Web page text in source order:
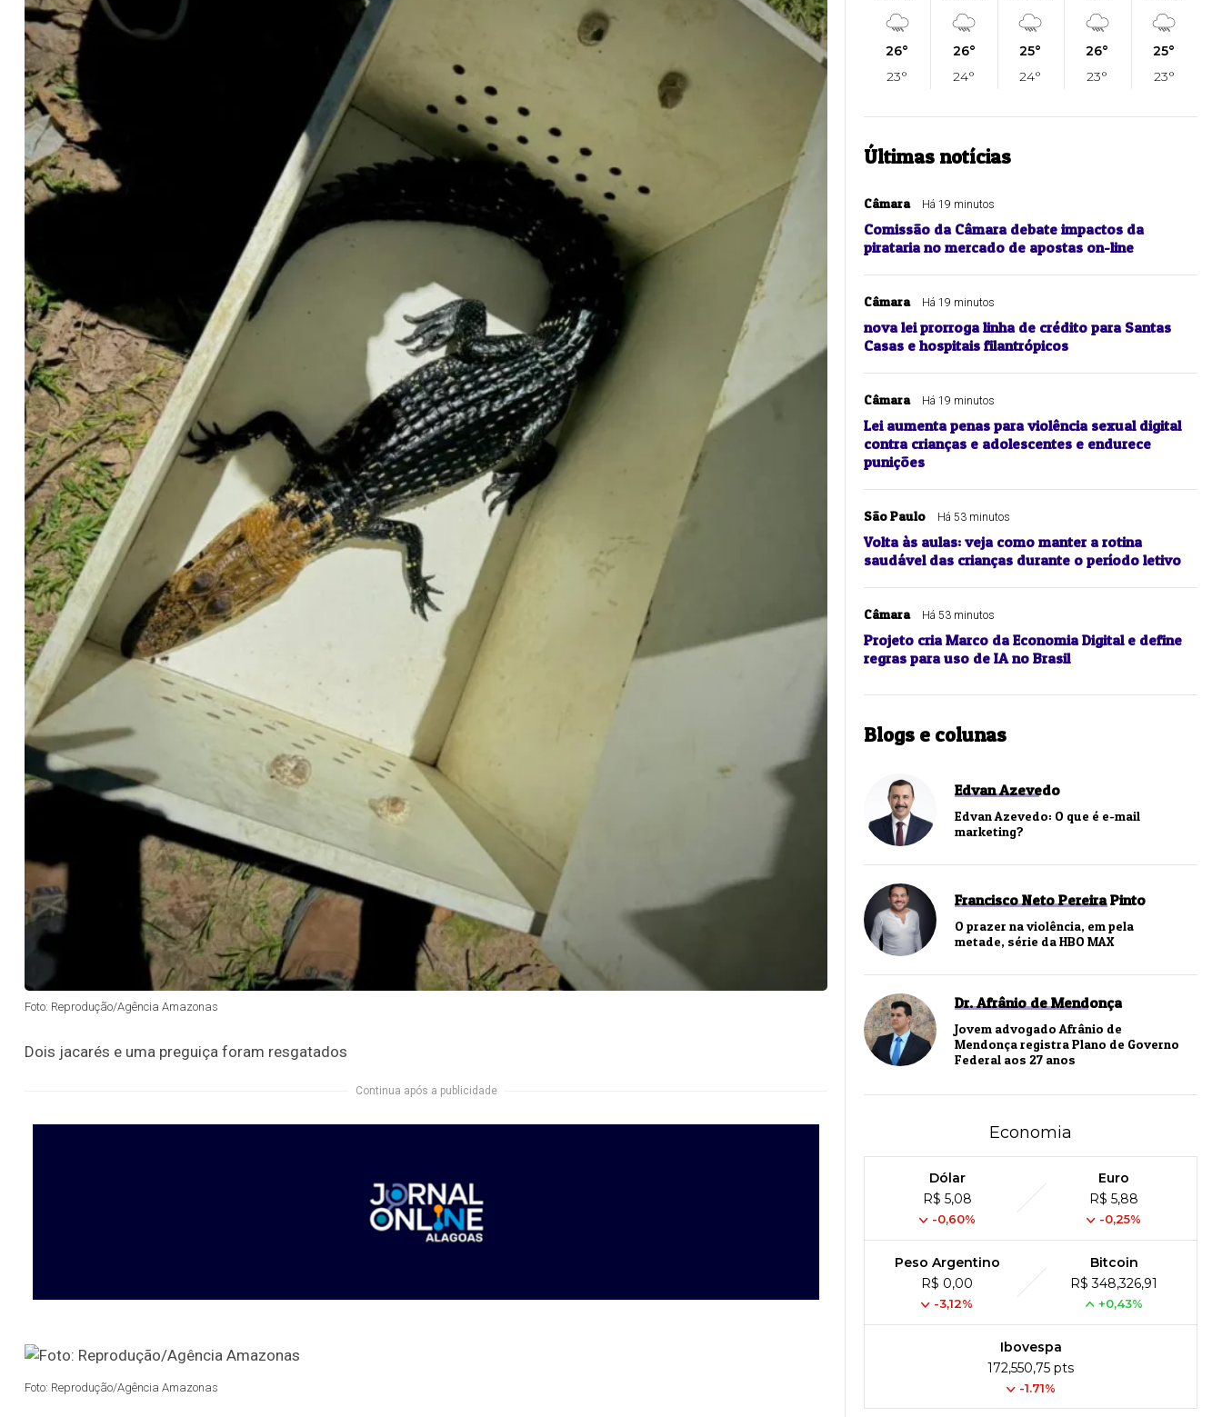
Foto: Reprodução/Agência Amazonas
Dois jacarés e uma preguiça foram resgatados
Continua após a publicidade
Foto: Reprodução/Agência Amazonas
26°
23°
26°
24°
25°
24°
26°
23°
25°
23°
Últimas notícias
Câmara Há 19 minutos
Comissão da Câmara debate impactos da
pirataria no mercado de apostas on-line
Câmara Há 19 minutos
nova lei prorroga linha de crédito para Santas
Casas e hospitais filantrópicos
Câmara Há 19 minutos
Lei aumenta penas para violência sexual digital
contra crianças e adolescentes e endurece
punições
São Paulo Há 53 minutos
Volta às aulas: veja como manter a rotina
saudável das crianças durante o período letivo
Câmara Há 53 minutos
Projeto cria Marco da Economia Digital e define
regras para uso de IA no Brasil
Blogs e colunas
Edvan Azevedo
Edvan Azevedo: O que é e-mail
marketing?
Francisco Neto Pereira Pinto
O prazer na violência, em pela
metade, série da HBO MAX
Dr. Afrânio de Mendonça
Jovem advogado Afrânio de
Mendonça registra Plano de Governo
Federal aos 27 anos
Economia
Dólar
R$ 5,08
-0,60%
Euro
R$ 5,88
-0,25%
Peso Argentino
R$ 0,00
-3,12%
Bitcoin
R$ 348,326,91
+0,43%
Ibovespa
172,550,75 pts
-1.71%